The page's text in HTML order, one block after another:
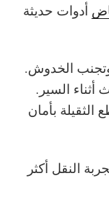
أدوات حديثة
الخدوش.
أثناء السير.
الثقيلة بأمان
النقل أكثر